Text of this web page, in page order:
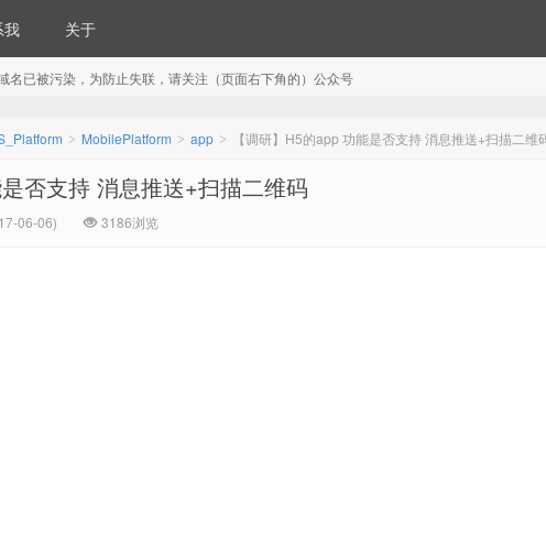
我 关于
名已被污染，为防止失联，请关注（页面右下角的）公众号
> MobilePlatform > app > 【调研】H5的app 功能是否支持 消息推送+扫描二维
否支持 消息推送+扫描二维码
06-06) 3186浏览